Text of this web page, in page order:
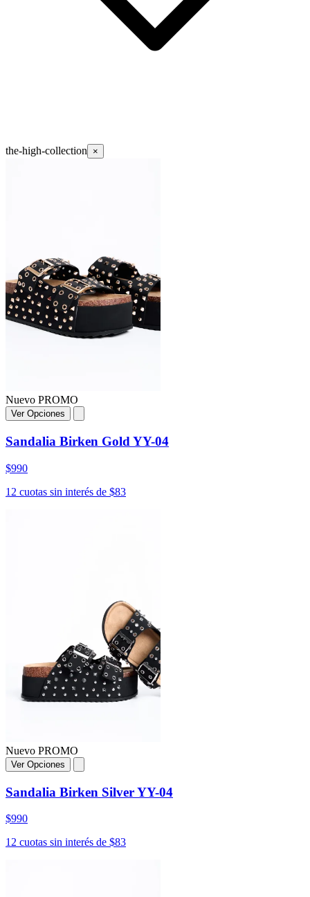
the-high-collection ×
Nuevo PROMO
Ver Opciones
Sandalia Birken Gold YY-04
$990
12 cuotas sin interés de $83
Nuevo PROMO
Ver Opciones
Sandalia Birken Silver YY-04
$990
12 cuotas sin interés de $83